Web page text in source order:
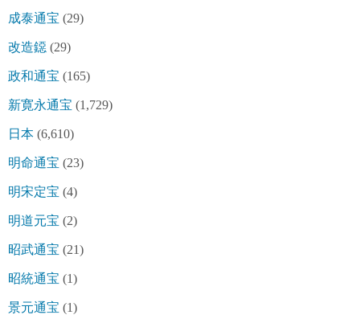
成泰通宝 (29)
改造鐚 (29)
政和通宝 (165)
新寛永通宝 (1,729)
日本 (6,610)
明命通宝 (23)
明宋定宝 (4)
明道元宝 (2)
昭武通宝 (21)
昭統通宝 (1)
景元通宝 (1)